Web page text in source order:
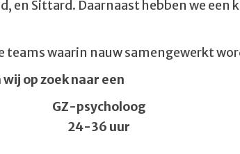
en Sittard. Daarnaast hebben we
waarin nauw samengewerkt
wij op zoek naar een
GZ-psycholoog
24-36 uur